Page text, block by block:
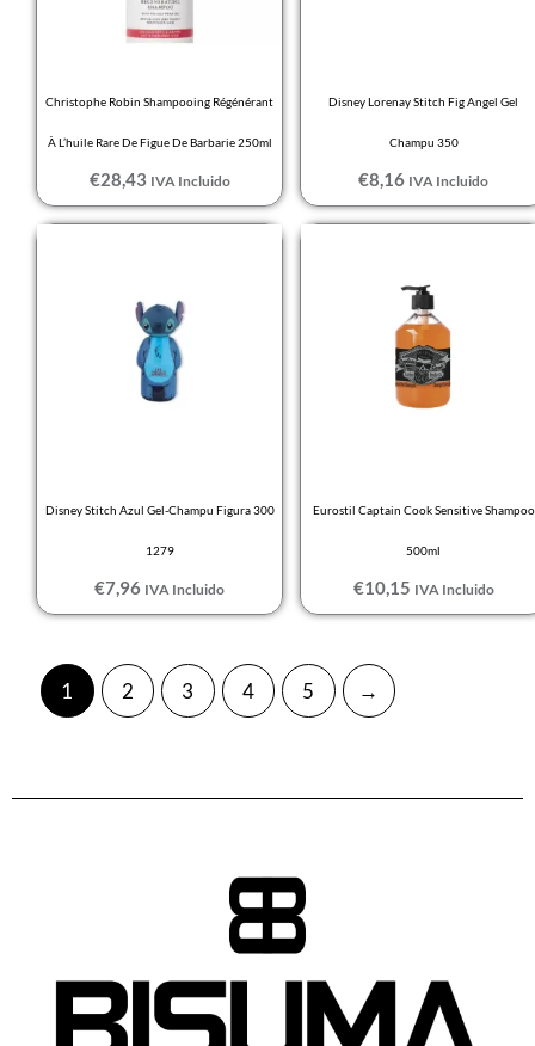
Christophe Robin Shampooing Régénérant
À L’huile Rare De Figue De Barbarie 250ml
€28,43 IVA Incluido
Disney Lorenay Stitch Fig Angel Gel
Champu 350
€8,16 IVA Incluido
Disney Stitch Azul Gel-Champu Figura 300
1279
€7,96 IVA Incluido
Eurostil Captain Cook Sensitive Shampoo
500ml
€10,15 IVA Incluido
1 2 3 4 5 →